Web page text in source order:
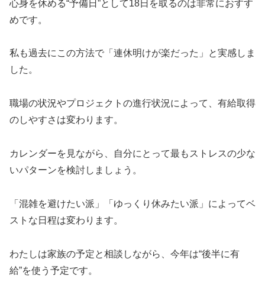
心身を休める“予備日”として18日を取るのは非常におすす
めです。
私も過去にこの方法で「連休明けが楽だった」と実感しま
した。
職場の状況やプロジェクトの進行状況によって、有給取得
のしやすさは変わります。
カレンダーを見ながら、自分にとって最もストレスの少な
いパターンを検討しましょう。
「混雑を避けたい派」「ゆっくり休みたい派」によってベ
ストな日程は変わります。
わたしは家族の予定と相談しながら、今年は“後半に有
給”を使う予定です。